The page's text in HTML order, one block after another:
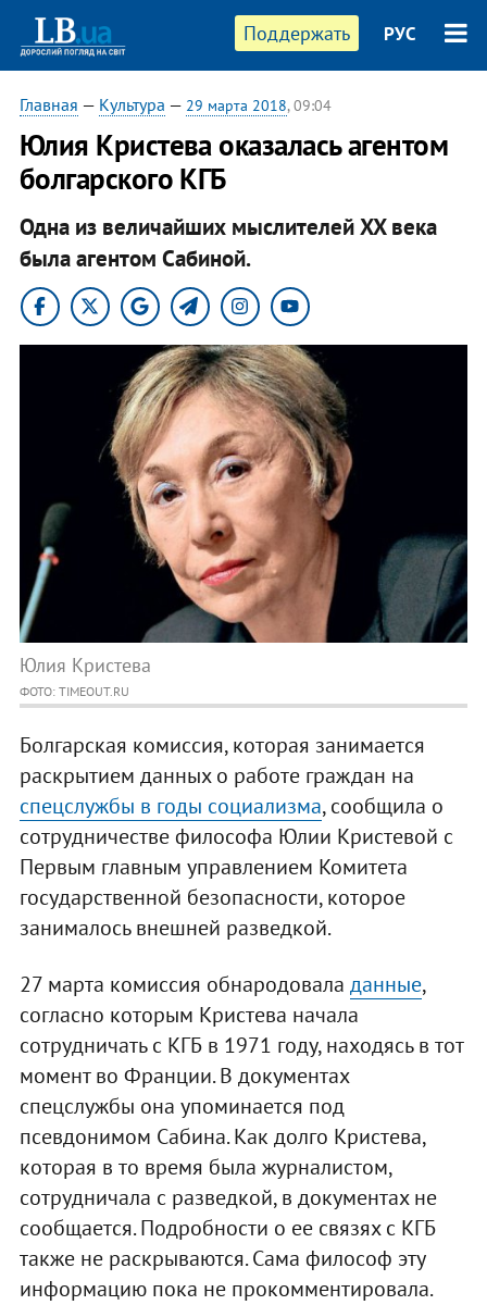
Поддержать РУС
Главная — Культура — 29 марта 2018, 09:04
Юлия Кристева оказалась агентом
болгарского КГБ
Одна из величайших мыслителей XX века
была агентом Сабиной.
Юлия Кристева
ФОТО: TIMEOUT.RU
Болгарская комиссия, которая занимается
раскрытием данных о работе граждан на
спецслужбы в годы социализма, сообщила о
сотрудничестве философа Юлии Кристевой с
Первым главным управлением Комитета
государственной безопасности, которое
занималось внешней разведкой.
27 марта комиссия обнародовала данные,
согласно которым Кристева начала
сотрудничать с КГБ в 1971 году, находясь в тот
момент во Франции. В документах
спецслужбы она упоминается под
псевдонимом Сабина. Как долго Кристева,
которая в то время была журналистом,
сотрудничала с разведкой, в документах не
сообщается. Подробности о ее связях с КГБ
также не раскрываются. Сама философ эту
информацию пока не прокомментировала.